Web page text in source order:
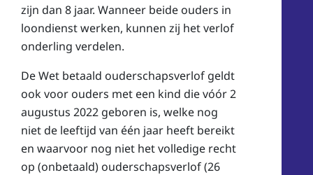
zijn dan 8 jaar. Wanneer beide ouders in
loondienst werken, kunnen zij het verlof
onderling verdelen.
De Wet betaald ouderschapsverlof geldt
ook voor ouders met een kind die vóór 2
augustus 2022 geboren is, welke nog
niet de leeftijd van één jaar heeft bereikt
en waarvoor nog niet het volledige recht
op (onbetaald) ouderschapsverlof (26